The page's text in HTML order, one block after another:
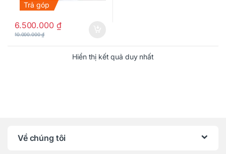
Trả góp
6.500.000 ₫
10.000.000₫
Hiển thị kết quả duy nhất
Về chúng tôi